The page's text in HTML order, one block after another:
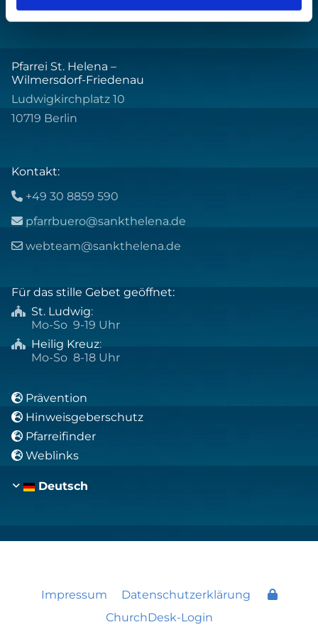
Pfarrei St. Helena –
Wilmersdorf-Friedenau
Ludwigkirchplatz 10
10719 Berlin
Kontakt:
 +49 30 8859 590
 pfarrbuero@sankthelena.de
 webteam@sankthelena.de
Für das stille Gebet geöffnet:
 St. Ludwig:
Mo-So 9-19 Uhr
 Heilig Kreuz:
Mo-So 8-18 Uhr
 Prävention
 Hinweisgeberschutz
 Pfarreifinder
 Weblinks
Deutsch
Impressum
Datenschutzerklärung
ChurchDesk-Login